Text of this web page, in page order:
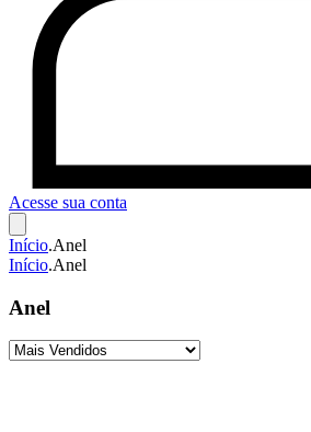
Acesse sua conta
Início.Anel
Início.Anel
Anel